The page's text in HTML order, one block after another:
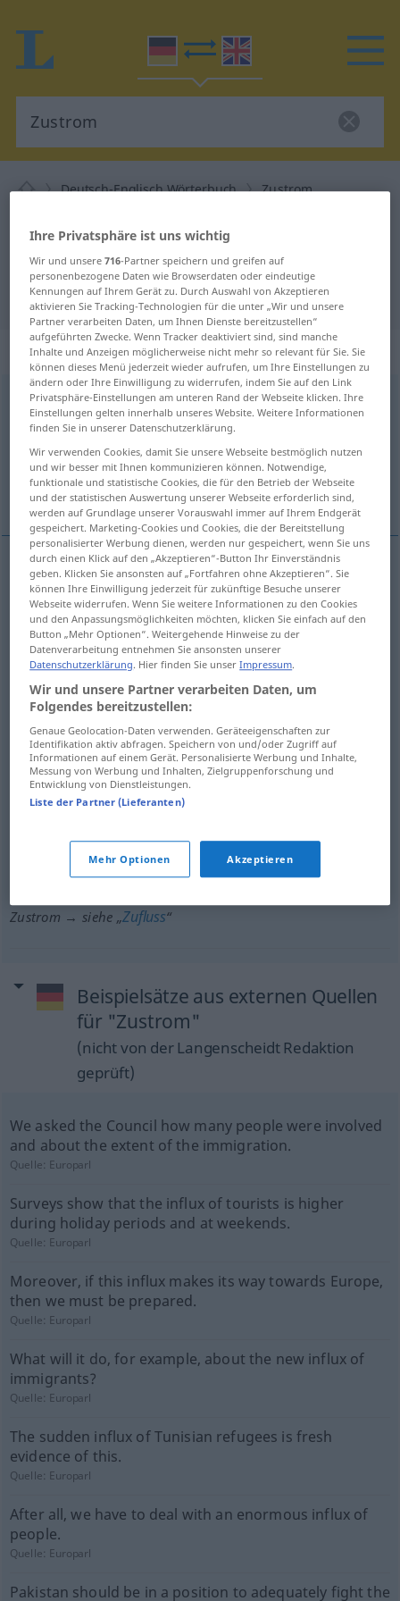
Deutsch-Englisch Wörterbuch Zustrom
"Zustrom"
"Zustrom" Englisch Übersetzung
„Zustrom“: Maskulinum
Zustromm <Zustrom(e)s; keinpl >
Übersicht aller Übersetzungen
(Für mehr Details die Übersetzung anklicken/antippen)
influx inflow, inrush rush, run
influx ZustromAnkommen
inflow Zustromvon Frischluft etc
inrush
rush Zustrom Andrang, Ansturm
Zustrom Andrang, Ansturm
Zustrom → siehe „Zufluss“
Beispielsätze aus externen Quellen
für "Zustrom"
(nicht von der Langenscheidt Redaktion
geprüft)
We asked the Council how many people were involved
and about the extent of the immigration.
Quelle: Europarl
Surveys show that the influx of tourists is higher
during holiday periods and at weekends.
Quelle: Europarl
Moreover, if this influx makes its way towards Europe,
then we must be prepared.
Quelle: Europarl
What will it do, for example, about the new influx of
immigrants?
Quelle: Europarl
The sudden influx of Tunisian refugees is fresh
evidence of this.
Quelle: Europarl
After all, we have to deal with an enormous influx of
people.
Quelle: Europarl
Pakistan should be in a position to adequately fight the
Ihre Privatsphäre ist uns wichtig
Wir und unsere716-Partner speichern und greifen auf
personenbezogene Daten wie Browserdaten oder eindeutige
Kennungen auf Ihrem Gerät zu. Durch Auswahl von Akzeptieren
aktivieren Sie Tracking-Technologien für die unter „Wir und unsere
Partner verarbeiten Daten, um Ihnen Dienste bereitzustellen“
aufgeführten Zwecke. Wenn Tracker deaktiviert sind, sind manche
Inhalte und Anzeigen möglicherweise nicht mehr so relevant für Sie. Sie
können dieses Menü jederzeit wieder aufrufen, um Ihre Einstellungen zu
ändern oder Ihre Einwilligung zu widerrufen, indem Sie auf den Link
Privatsphäre-Einstellungen am unteren Rand der Webseite klicken. Ihre
Einstellungen gelten innerhalb unseres Website. Weitere Informationen
finden Sie in unserer Datenschutzerklärung.
Wir verwenden Cookies, damit Sie unsere Webseite bestmöglich nutzen
und wir besser mit Ihnen kommunizieren können. Notwendige,
funktionale und statistische Cookies, die für den Betrieb der Webseite
und der statistischen Auswertung unserer Webseite erforderlich sind,
werden auf Grundlage unserer Vorauswahl immer auf Ihrem Endgerät
gespeichert. Marketing-Cookies und Cookies, die der Bereitstellung
personalisierter Werbung dienen, werden nur gespeichert, wenn Sie uns
durch einen Klick auf den „Akzeptieren“-Button Ihr Einverständnis
geben. Klicken Sie ansonsten auf „Fortfahren ohne Akzeptieren“. Sie
können Ihre Einwilligung jederzeit für zukünftige Besuche unserer
Webseite widerrufen. Wenn Sie weitere Informationen zu den Cookies
und den Anpassungsmöglichkeiten möchten, klicken Sie einfach auf den
Button „Mehr Optionen“. Weitergehende Hinweise zu der
Datenverarbeitung entnehmen Sie ansonsten unserer
Datenschutzerklärung. Hier finden Sie unserImpressum.
Wir und unsere Partner verarbeiten Daten, um
Folgendes bereitzustellen:
Genaue Geolocation-Daten verwenden. Geräteeigenschaften zur
Identifikation aktiv abfragen. Speichern von und/oder Zugriff auf
Informationen auf einem Gerät. Personalisierte Werbung und Inhalte,
Messung von Werbung und Inhalten, Zielgruppenforschung und
Entwicklung von Dienstleistungen.
Liste der Partner (Lieferanten)
Mehr Optionen Akzeptieren